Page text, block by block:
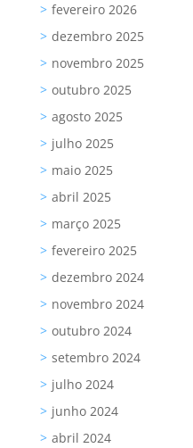
fevereiro 2026
dezembro 2025
novembro 2025
outubro 2025
agosto 2025
julho 2025
maio 2025
abril 2025
março 2025
fevereiro 2025
dezembro 2024
novembro 2024
outubro 2024
setembro 2024
julho 2024
junho 2024
abril 2024